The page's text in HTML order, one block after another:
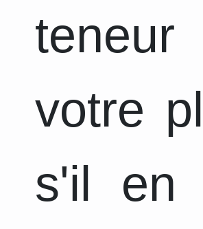
teneur
votre
s'il en